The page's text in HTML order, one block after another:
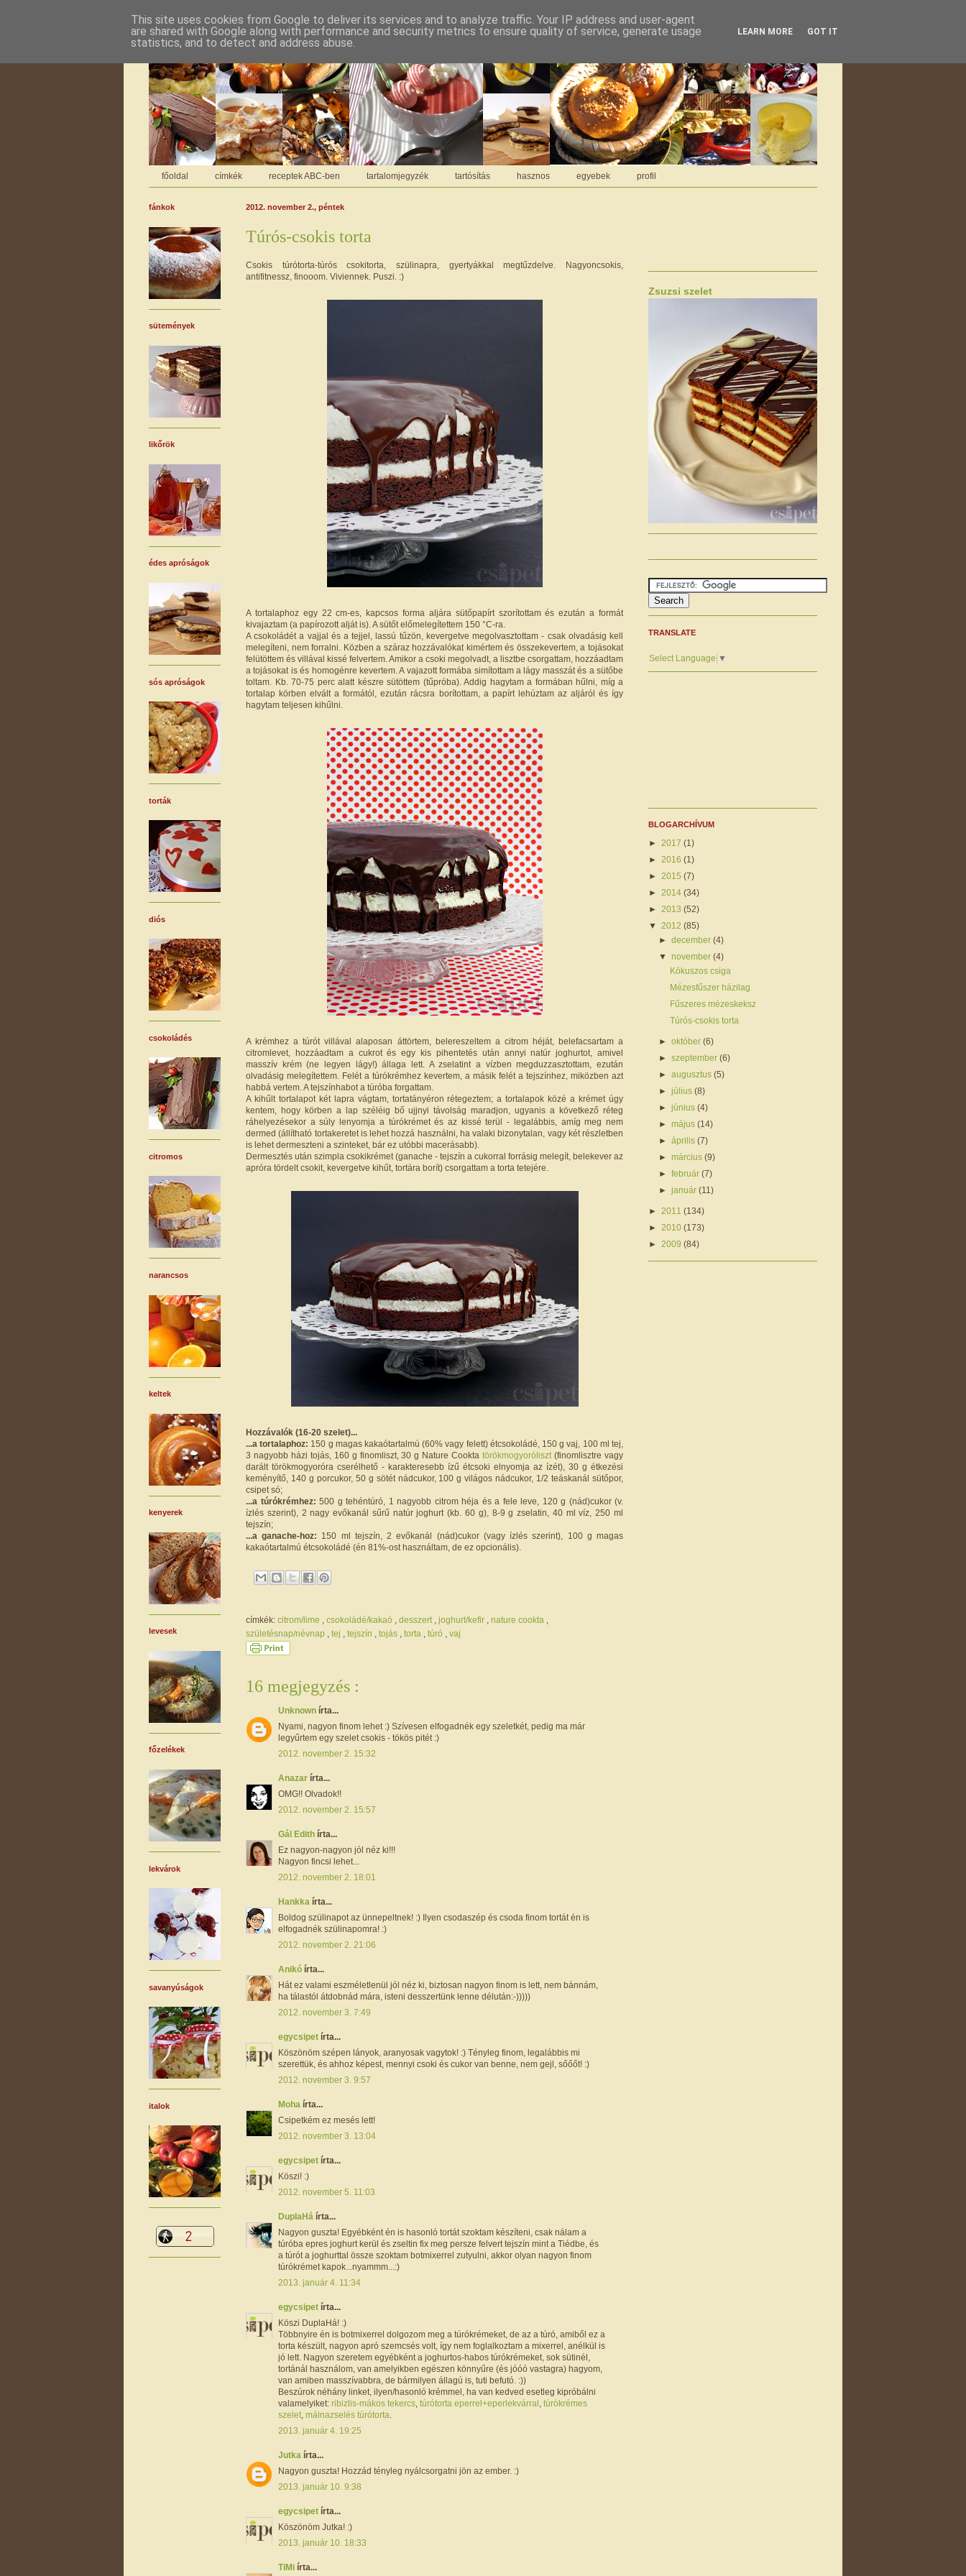
főoldal címkék receptek ABC-ben tartalomjegyzék tartósítás hasznos egyebek profil
2012. november 2., péntek
Túrós-csokis torta
Csokis túrótorta-túrós csokitorta, szülinapra, gyertyákkal megtűzdelve. Nagyoncsokis,
antifitnessz, finooom. Viviennek. Puszi. :)
A tortalaphoz egy 22 cm-es, kapcsos forma aljára sütőpapírt szorítottam és ezután a formát
kivajaztam (a papírozott alját is). A sütőt előmelegítettem 150 °C-ra.
A csokoládét a vajjal és a tejjel, lassú tűzön, kevergetve megolvasztottam - csak olvadásig kell
melegíteni, nem forralni. Közben a száraz hozzávalókat kimértem és összekevertem, a tojásokat
felütöttem és villával kissé felvertem. Amikor a csoki megolvadt, a lisztbe csorgattam, hozzáadtam
a tojásokat is és homogénre kevertem. A vajazott formába simítottam a lágy masszát és a sütőbe
toltam. Kb. 70-75 perc alatt készre sütöttem (tűpróba). Addig hagytam a formában hűlni, míg a
tortalap körben elvált a formától, ezután rácsra borítottam, a papírt lehúztam az aljáról és így
hagytam teljesen kihűlni.
A krémhez a túrót villával alaposan áttörtem, belereszeltem a citrom héját, belefacsartam a
citromlevet, hozzáadtam a cukrot és egy kis pihentetés után annyi natúr joghurtot, amivel
masszív krém (ne legyen lágy!) állaga lett. A zselatint a vízben megduzzasztottam, ezután
olvadásig melegítettem. Felét a túrókrémhez kevertem, a másik felét a tejszínhez, miközben azt
habbá vertem. A tejszínhabot a túróba forgattam.
A kihűlt tortalapot két lapra vágtam, tortatányéron rétegeztem; a tortalapok közé a krémet úgy
kentem, hogy körben a lap széléig bő ujjnyi távolság maradjon, ugyanis a következő réteg
ráhelyezésekor a súly lenyomja a túrókrémet és az kissé terül - legalábbis, amíg meg nem
dermed (állítható tortakeretet is lehet hozzá használni, ha valaki bizonytalan, vagy két részletben
is lehet dermeszteni a szinteket, bár ez utóbbi macerásabb).
Dermesztés után szimpla csokikrémet (ganache - tejszín a cukorral forrásig melegít, belekever az
apróra tördelt csokit, kevergetve kihűt, tortára borít) csorgattam a torta tetejére.
Hozzávalók (16-20 szelet)...
...a tortalaphoz: 150 g magas kakaótartalmú (60% vagy felett) étcsokoládé, 150 g vaj, 100 ml tej,
3 nagyobb házi tojás, 160 g finomliszt, 30 g Nature Cooktatörökmogyoróliszt (finomlisztre vagy
darált törökmogyoróra cserélhető - karakteresebb ízű étcsoki elnyomja az ízét), 30 g étkezési
keményítő, 140 g porcukor, 50 g sötét nádcukor, 100 g világos nádcukor, 1/2 teáskanál sütőpor,
csipet só;
...a túrókrémhez: 500 g tehéntúró, 1 nagyobb citrom héja és a fele leve, 120 g (nád)cukor (v.
ízlés szerint), 2 nagy evőkanál sűrű natúr joghurt (kb. 60 g), 8-9 g zselatin, 40 ml víz, 250 ml
tejszín;
...a ganache-hoz: 150 ml tejszín, 2 evőkanál (nád)cukor (vagy ízlés szerint), 100 g magas
kakaótartalmú étcsokoládé (én 81%-ost használtam, de ez opcionális).
címkék: citrom/lime csokoládé/kakaó desszert joghurt/kefir nature cookta
születésnap/névnap
tej tejszín tojás torta túró vaj
16 megjegyzés :
Unknown írta...
Nyami, nagyon finom lehet :) Szívesen elfogadnék egy szeletkét, pedig ma már
legyűrtem egy szelet csokis - tökös pitét :)
2012. november 2. 15:32
Anazar írta...
OMG!! Olvadok!!
2012. november 2. 15:57
Gál Edith írta...
Ez nagyon-nagyon jól néz ki!!!
Nagyon fincsi lehet...
2012. november 2. 18:01
Hankka írta...
Boldog szülinapot az ünnepeltnek! :) Ilyen csodaszép és csoda finom tortát én is
elfogadnék szülinapomra! :)
2012. november 2. 21:06
Anikó írta...
Hát ez valami eszméletlenül jól néz ki, biztosan nagyon finom is lett, nem bánnám,
ha tálastól átdobnád mára, isteni desszertünk lenne délután:-)))))
2012. november 3. 7:49
egycsipet írta...
Köszönöm szépen lányok, aranyosak vagytok! :) Tényleg finom, legalábbis mi
szerettük, és ahhoz képest, mennyi csoki és cukor van benne, nem gejl, sőőőt! :)
2012. november 3. 9:57
Moha írta...
Csipetkém ez mesés lett!
2012. november 3. 13:04
egycsipet írta...
Köszi! :)
2012. november 5. 11:03
DuplaHá írta...
Nagyon guszta! Egyébként én is hasonló tortát szoktam készíteni, csak nálam a
túróba epres joghurt kerül és zseltin fix meg persze felvert tejszín mint a Tiédbe, és
a túrót a joghurttal össze szoktam botmixerrel zutyulni, akkor olyan nagyon finom
túrókrémet kapok...nyammm...:)
2013. január 4. 11:34
egycsipet írta...
Köszi DuplaHá! :)
Többnyire én is botmixerrel dolgozom meg a túrókrémeket, de az a túró, amiből ez a
torta készült, nagyon apró szemcsés volt, így nem foglalkoztam a mixerrel, anélkül is
jó lett. Nagyon szeretem egyébként a joghurtos-habos túrókrémeket, sok sütinél,
tortánál használom, van amelyikben egészen könnyűre (és jóóó vastagra) hagyom,
van amiben masszívabbra, de bármilyen állagú is, tuti befutó. :))
Beszúrok néhány linket, ilyen/hasonló krémmel, ha van kedved esetleg kipróbálni
valamelyiket: ribizlis-mákos tekercs túrótorta eperrel+eperlekvárral túrókrémes
szelet málnazselés túrótorta
2013. január 4. 19:25
Jutka írta...
Nagyon guszta! Hozzád tényleg nyálcsorgatni jön az ember. :)
2013. január 10. 9:38
egycsipet írta...
Köszönöm Jutka! :)
2013. január 10. 18:33
TiMi írta...
fánkok
sütemények
likőrök
édes apróságok
sós apróságok
torták
diós
csokoládés
citromos
narancsos
keltek
kenyerek
levesek
főzelékek
lekvárok
savanyúságok
italok
Zsuzsi szelet
TRANSLATE
Select Language ▼
BLOGARCHÍVUM
► 2017 (1)
► 2016 (1)
► 2015 (7)
► 2014 (34)
► 2013 (52)
▼ 2012 (85)
►december(4)
▼november(4)
Kókuszos csiga
Mézesfűszer házilag
Fűszeres mézeskeksz
Túrós-csokis torta
►október(6)
►szeptember(6)
►augusztus(5)
►július(8)
►június(4)
►május(14)
►április(7)
►március(9)
►február(7)
►január(11)
► 2011 (134)
► 2010 (173)
► 2009 (84)
This site uses cookies from Google to deliver its services and to analyze traffic. Your IP address and user-agent
are shared with Google along with performance and security metrics to ensure quality of service, generate usage
statistics, and to detect and address abuse.
LEARN MORE GOT IT